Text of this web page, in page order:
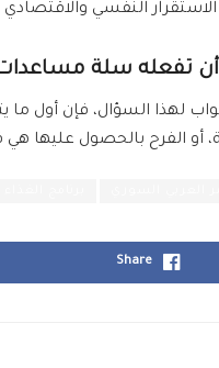
النفسي
تفعله سلة مساعدات
لهذا السؤال، فإن أول ما
أو الفرح بالحصول عليها
Share